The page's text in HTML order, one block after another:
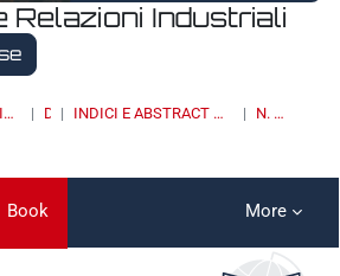
Relazioni Industriali
ADAPT UNIVERSITY PRESS DRI INDICI E ABSTRACT DEI NUMERI PUBBLICATI N. 4/2013
Book More